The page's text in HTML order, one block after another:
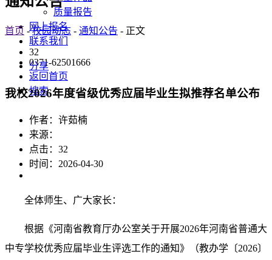
质量报告
网上报名
联系我们
0371-62501666
返回首页
搜索
首页 -校园动态 - 通知公告 - 正文
32
分享
我校2026年度省级优秀应届毕业生拟推荐名单公布
作者：许茹楠
来源：
点击： 32
时间：2026-04-30
全体师生、广大家长：
根据《河南省教育厅办公室关于开展2026年河南省普通大
中专学校优秀应届毕业生评选工作的通知》（教办学〔2026〕